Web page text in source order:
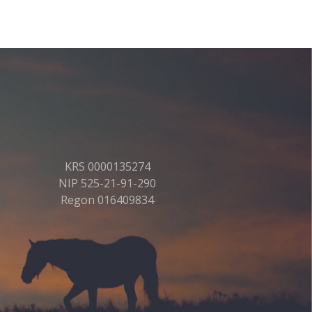
KRS 0000135274
NIP 525-21-91-290
Regon 016409834